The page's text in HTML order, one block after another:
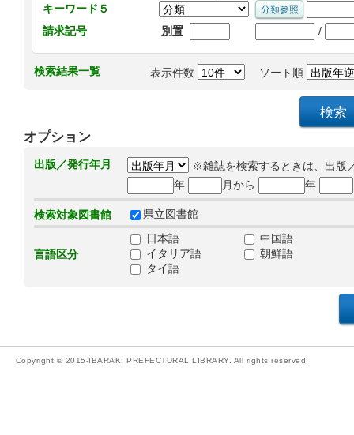
キーワード５
請求記号
別置 /
検索結果一覧 表示件数 ソート順
オプション
出版／発行年月
※雑誌を検索するときは、出版
年
月から 年
検索対象図書館 県立図書館
言語区分
日本語
中国語
イタリア語
朝鮮語
タイ語
Copyright © 2015-IBARAKI PREFECTURAL LIBRARY. All rights reserved.